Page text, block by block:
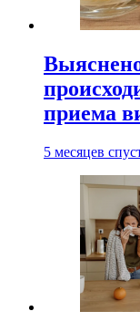
приема
5 месяцев